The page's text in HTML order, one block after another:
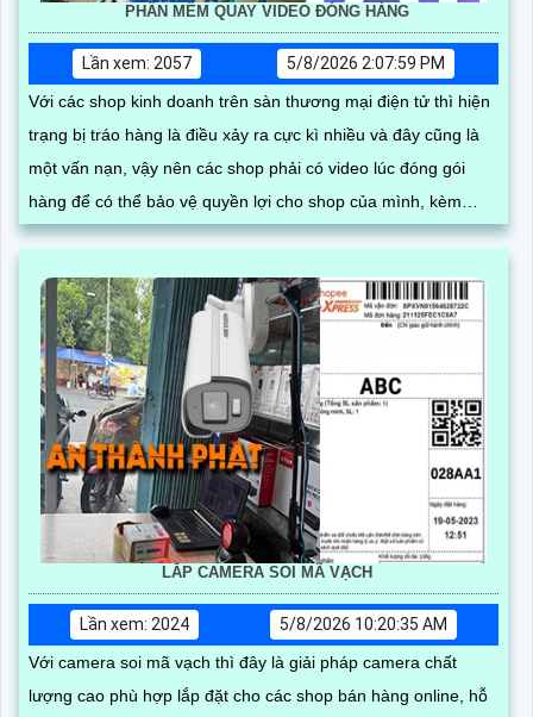
PHẦN MỀM QUAY VIDEO ĐÓNG HÀNG
Lần xem: 2057
5/8/2026 2:07:59 PM
Với các shop kinh doanh trên sàn thương mại điện tử thì hiện
trạng bị tráo hàng là điều xảy ra cực kì nhiều và đây cũng là
một vấn nạn, vậy nên các shop phải có video lúc đóng gói
hàng để có thể bảo vệ quyền lợi cho shop của mình, kèm
theo phần mềm có thể trích xuất video nhanh gọn nhất
LẮP CAMERA SOI MÃ VẠCH
Lần xem: 2024
5/8/2026 10:20:35 AM
Với camera soi mã vạch thì đây là giải pháp camera chất
lượng cao phù hợp lắp đặt cho các shop bán hàng online, hỗ